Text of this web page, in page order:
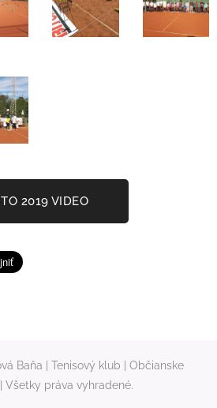
2019 VIDEO
Baňa | Tenisový klub | Občianske
Všetky práva vyhradené.